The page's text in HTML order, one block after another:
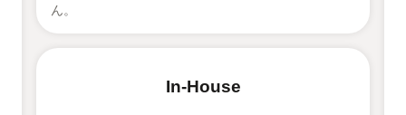
ん。
In-House